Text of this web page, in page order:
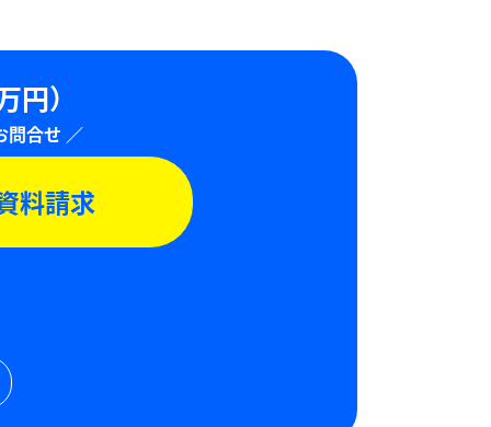
円）
料請求